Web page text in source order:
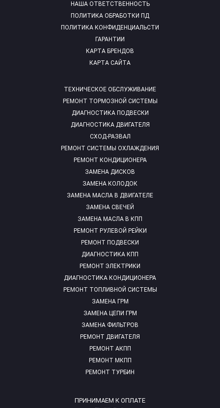
ТЕХНИЧЕСКОЕ ОБСЛУЖИВАНИЕ
РЕМОНТ ТОРМОЗНОЙ СИСТЕМЫ
ДИАГНОСТИКА ПОДВЕСКИ
ДИАГНОСТИКА ДВИГАТЕЛЯ
СХОД-РАЗВАЛ
РЕМОНТ СИСТЕМЫ ОХЛАЖДЕНИЯ
РЕМОНТ КОНДИЦИОНЕРА
ЗАМЕНА ДИСКОВ
ЗАМЕНА КОЛОДОК
ЗАМЕНА МАСЛА В ДВИГАТЕЛЕ
ЗАМЕНА СВЕЧЕЙ
ЗАМЕНА МАСЛА В КПП
РЕМОНТ РУЛЕВОЙ РЕЙКИ
РЕМОНТ ПОДВЕСКИ
ДИАГНОСТИКА КПП
РЕМОНТ ЭЛЕКТРИКИ
ДИАГНОСТИКА КОНДИЦИОНЕРА
РЕМОНТ ТОПЛИВНОЙ СИСТЕМЫ
ЗАМЕНА ГРМ
ЗАМЕНА ЦЕПИ ГРМ
ЗАМЕНА ФИЛЬТРОВ
РЕМОНТ ДВИГАТЕЛЯ
РЕМОНТ АКПП
РЕМОНТ МКПП
РЕМОНТ ТУРБИН
НАША ОТВЕТСТВЕННОСТЬ
ПОЛИТИКА ОБРАБОТКИ ПД
ПОЛИТИКА КОНФИДЕНЦИАЛЬСТИ
ГАРАНТИИ
КАРТА БРЕНДОВ
КАРТА САЙТА
ПРИНИМАЕМ К ОПЛАТЕ